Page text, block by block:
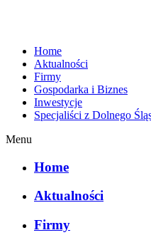
Home
Aktualności
Firmy
Gospodarka i Biznes
Inwestycje
Specjaliści z Dolnego
Menu
Home
Aktualności
Firmy